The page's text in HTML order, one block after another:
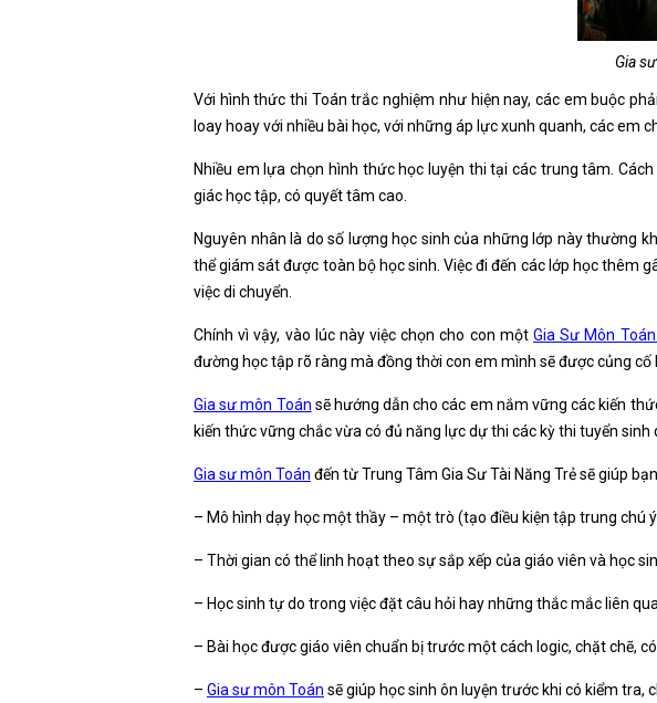
Gia
Với hình thức thi Toán trắc nghiệm như hiện nay, các em buộc
loay hoay với nhiều bài học, với những áp lực xunh quanh, các em
Nhiều em lựa chọn hình thức học luyện thi tại các trung tâm.
giác học tập, có quyết tâm cao.
Nguyên nhân là do số lượng học sinh của những lớp này thường
thể giám sát được toàn bộ học sinh. Việc đi đến các lớp học thêm
việc di chuyển.
Chính vì vậy, vào lúc này việc chọn cho con một Gia Sư Môn
đường học tập rõ ràng mà đồng thời con em mình sẽ được củng
Gia sư môn Toán sẽ hướng dẫn cho các em nắm vững các kiến
kiến thức vững chắc vừa có đủ năng lực dự thi các kỳ thi tuyển sinh
Gia sư môn Toán đến từ Trung Tâm Gia Sư Tài Năng Trẻ sẽ giúp
– Mô hình dạy học một thầy – một trò (tạo điều kiện tập trung chú
– Thời gian có thể linh hoạt theo sự sắp xếp của giáo viên và học
– Học sinh tự do trong việc đặt câu hỏi hay những thắc mắc liên
– Bài học được giáo viên chuẩn bị trước một cách logic, chặt chẽ, có
– Gia sư môn Toán sẽ giúp học sinh ôn luyện trước khi có kiểm tra,